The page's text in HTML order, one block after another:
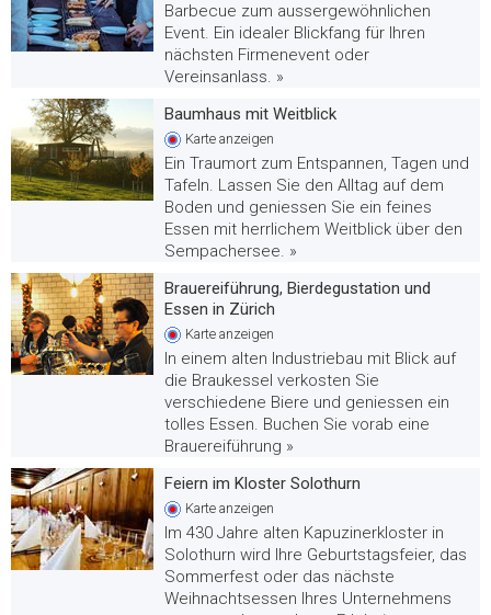
Barbecue zum aussergewöhnlichen
Event. Ein idealer Blickfang für Ihren
nächsten Firmenevent oder
Vereinsanlass. »
Baumhaus mit Weitblick
Karte anzeigen
Ein Traumort zum Entspannen, Tagen und
Tafeln. Lassen Sie den Alltag auf dem
Boden und geniessen Sie ein feines
Essen mit herrlichem Weitblick über den
Sempachersee. »
Brauereiführung, Bierdegustation und
Essen in Zürich
Karte anzeigen
In einem alten Industriebau mit Blick auf
die Braukessel verkosten Sie
verschiedene Biere und geniessen ein
tolles Essen. Buchen Sie vorab eine
Brauereiführung »
Feiern im Kloster Solothurn
Karte anzeigen
Im 430 Jahre alten Kapuzinerkloster in
Solothurn wird Ihre Geburtstagsfeier, das
Sommerfest oder das nächste
Weihnachtsessen Ihres Unternehmens